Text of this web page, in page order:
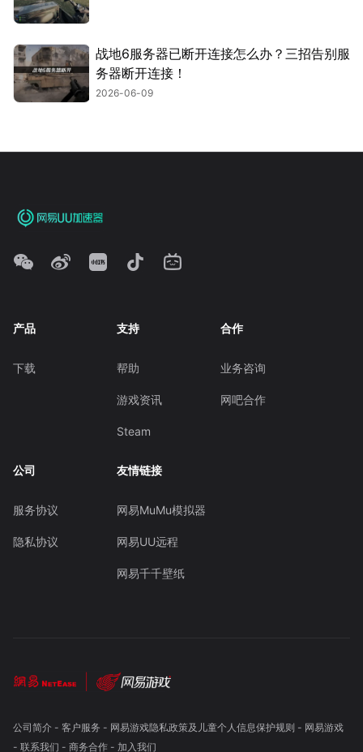
战地6服务器已断开连接怎么办？三招告别服
务器断开连接！
2026-06-09
产品
下载
支持
帮助
游戏资讯
Steam
合作
业务咨询
网吧合作
公司
服务协议
隐私协议
友情链接
网易MuMu模拟器
网易UU远程
网易千千壁纸
公司简介- 客户服务 - 网易游戏隐私政策及儿童个人信息保护规则 - 网易游戏
- 联系我们 - 商务合作- 加入我们